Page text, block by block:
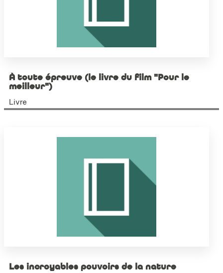
À toute épreuve (le livre du film "Pour le
meilleur")
Livre
Les incroyables pouvoirs de la nature